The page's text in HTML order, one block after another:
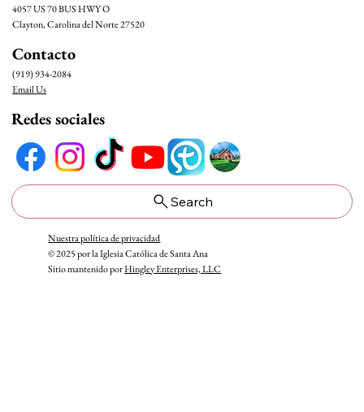
4057 US 70 BUS HWY O
Clayton, Carolina del Norte 27520
Contacto
(919) 934-2084
Email Us
Redes sociales
Search
Nuestra política de privacidad
© 2025 por la Iglesia Católica de Santa Ana
Sitio mantenido porHingley Enterprises, LLC